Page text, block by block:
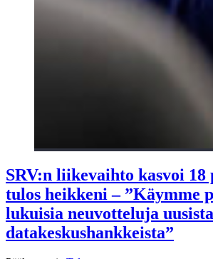
SRV:n liikevaihto kasvoi 18
tulos heikkeni – ”Käymme
lukuisia neuvotteluja uusista
datakeskushankkeista”